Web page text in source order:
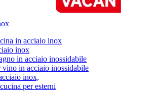
in acciaio inox
inox
in acciaio inossidabile
vino in acciaio inossidabile
inox,
per esterni